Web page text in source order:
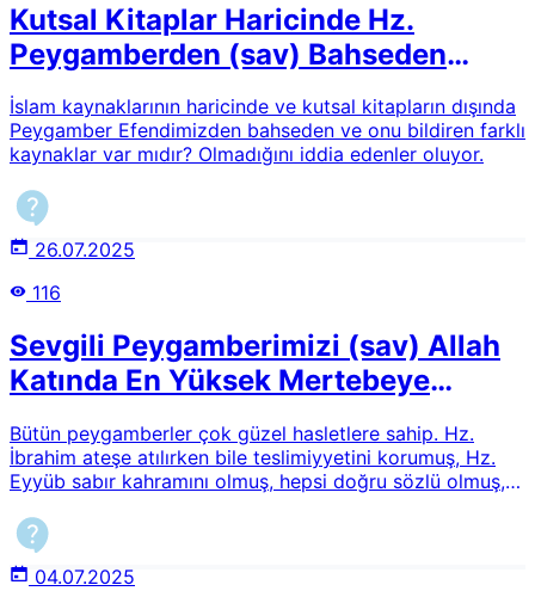
Kutsal Kitaplar Haricinde Hz.
Peygamberden (sav) Bahseden
Kaynaklar
İslam kaynaklarının haricinde ve kutsal kitapların dışında
Peygamber Efendimizden bahseden ve onu bildiren farklı
kaynaklar var mıdır? Olmadığını iddia edenler oluyor.
26.07.2025
116
Sevgili Peygamberimizi (sav) Allah
Katında En Yüksek Mertebeye
Bütün peygamberler çok güzel hasletlere sahip. Hz.
İbrahim ateşe atılırken bile teslimiyyetini korumuş, Hz.
Eyyüb sabır kahramını olmuş, hepsi doğru sözlü olmuş,
habibullah mertebesine, alemler onun yüzü suyu
hürmetine yaratılmaya sebep kıldırtan farkı, hasleti, fiili
veya şeyi nedir? Ki Allah O'nu farklı kılmış?
04.07.2025